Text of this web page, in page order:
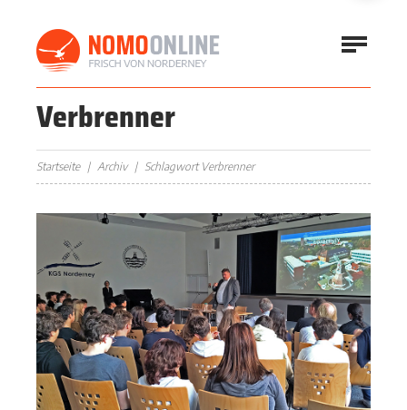
Verbrenner
Startseite Archiv Schlagwort Verbrenner